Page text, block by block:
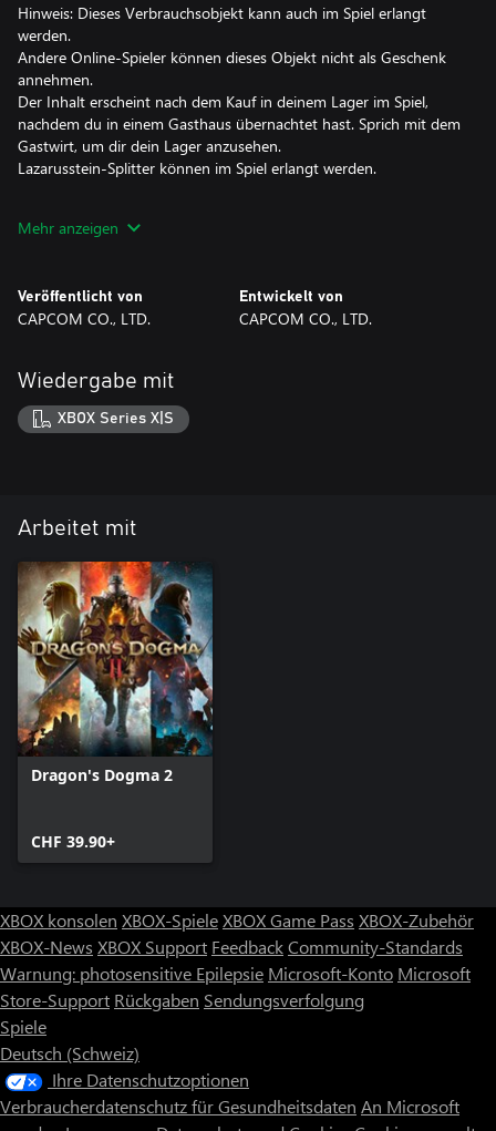
Hinweis: Dieses Verbrauchsobjekt kann auch im Spiel erlangt
werden.
Andere Online-Spieler können dieses Objekt nicht als Geschenk
annehmen.
Der Inhalt erscheint nach dem Kauf in deinem Lager im Spiel,
nachdem du in einem Gasthaus übernachtet hast. Sprich mit dem
Gastwirt, um dir dein Lager anzusehen.
Lazarusstein-Splitter können im Spiel erlangt werden.
©CAPCOM
other countries.
Mehr anzeigen
Veröffentlicht von
CAPCOM CO., LTD.
Entwickelt von
CAPCOM CO., LTD.
Wiedergabe mit
XBOX Series X|S
Arbeitet mit
Dragon's Dogma 2
CHF 39.90+
XBOX konsolen XBOX-SpieleXBOX Game Pass XBOX-Zubehör
XBOX-News XBOX Support FeedbackCommunity-Standards
Warnung: photosensitive Epilepsie Microsoft-Konto Microsoft
Store-Support Rückgaben Sendungsverfolgung
Spiele
Deutsch (Schweiz)
Ihre Datenschutzoptionen
Verbraucherdatenschutz für Gesundheitsdaten An Microsoft